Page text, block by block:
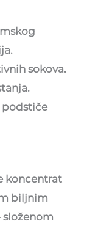
sokova.
podstiče
koncentrat
biljnim